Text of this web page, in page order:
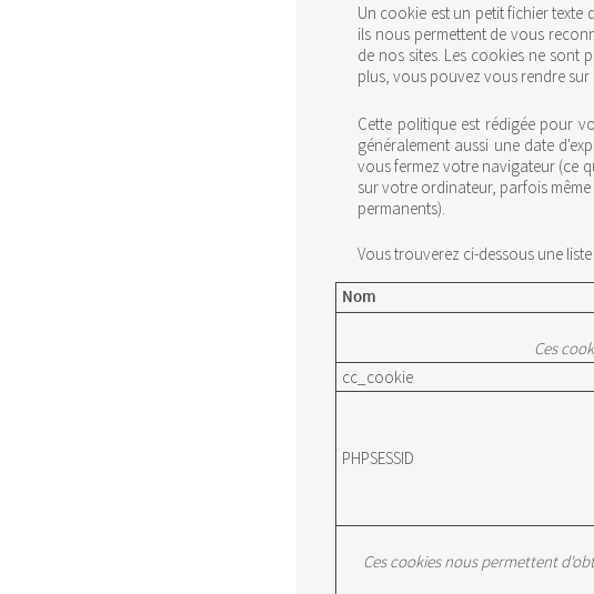
Un cookie est un petit fichier texte
ils nous permettent de vous
de nos sites. Les cookies ne sont
plus, vous pouvez vous rendre sur
Cette politique est rédigée pour
généralement aussi une date
vous fermez votre navigateur (ce
sur votre ordinateur, parfois
permanents).
Vous trouverez ci-dessous une
Nom
Ces
cc_cookie
PHPSESSID
Ces cookies nous permettent